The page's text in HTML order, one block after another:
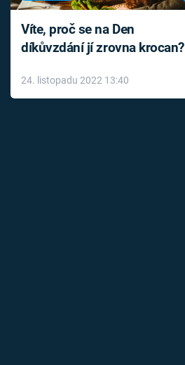
Víte, proč se na Den
díkůvzdání jí zrovna krocan?
24. listopadu 2022 13:40